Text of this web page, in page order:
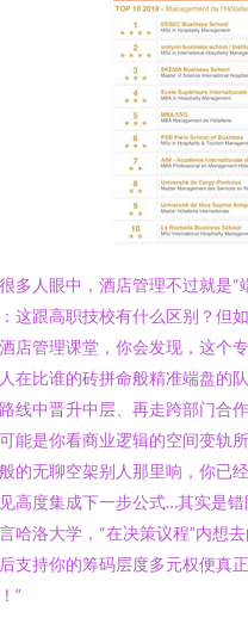
多人眼中，酒店管理不过就是
这跟高职技校有什么区别？但
店管理课堂，你会发现，这个
在比谁的砖拼命般精准端盘的
线中晋升中层、再走跨部门合
能是你看商业逻辑的空间变轨
的无聊空架别人那里响，你已
高度集成下一步公式…其实是
哈洛大学，“在决策议程”内想
支持你的筹码层度多元权便真
”